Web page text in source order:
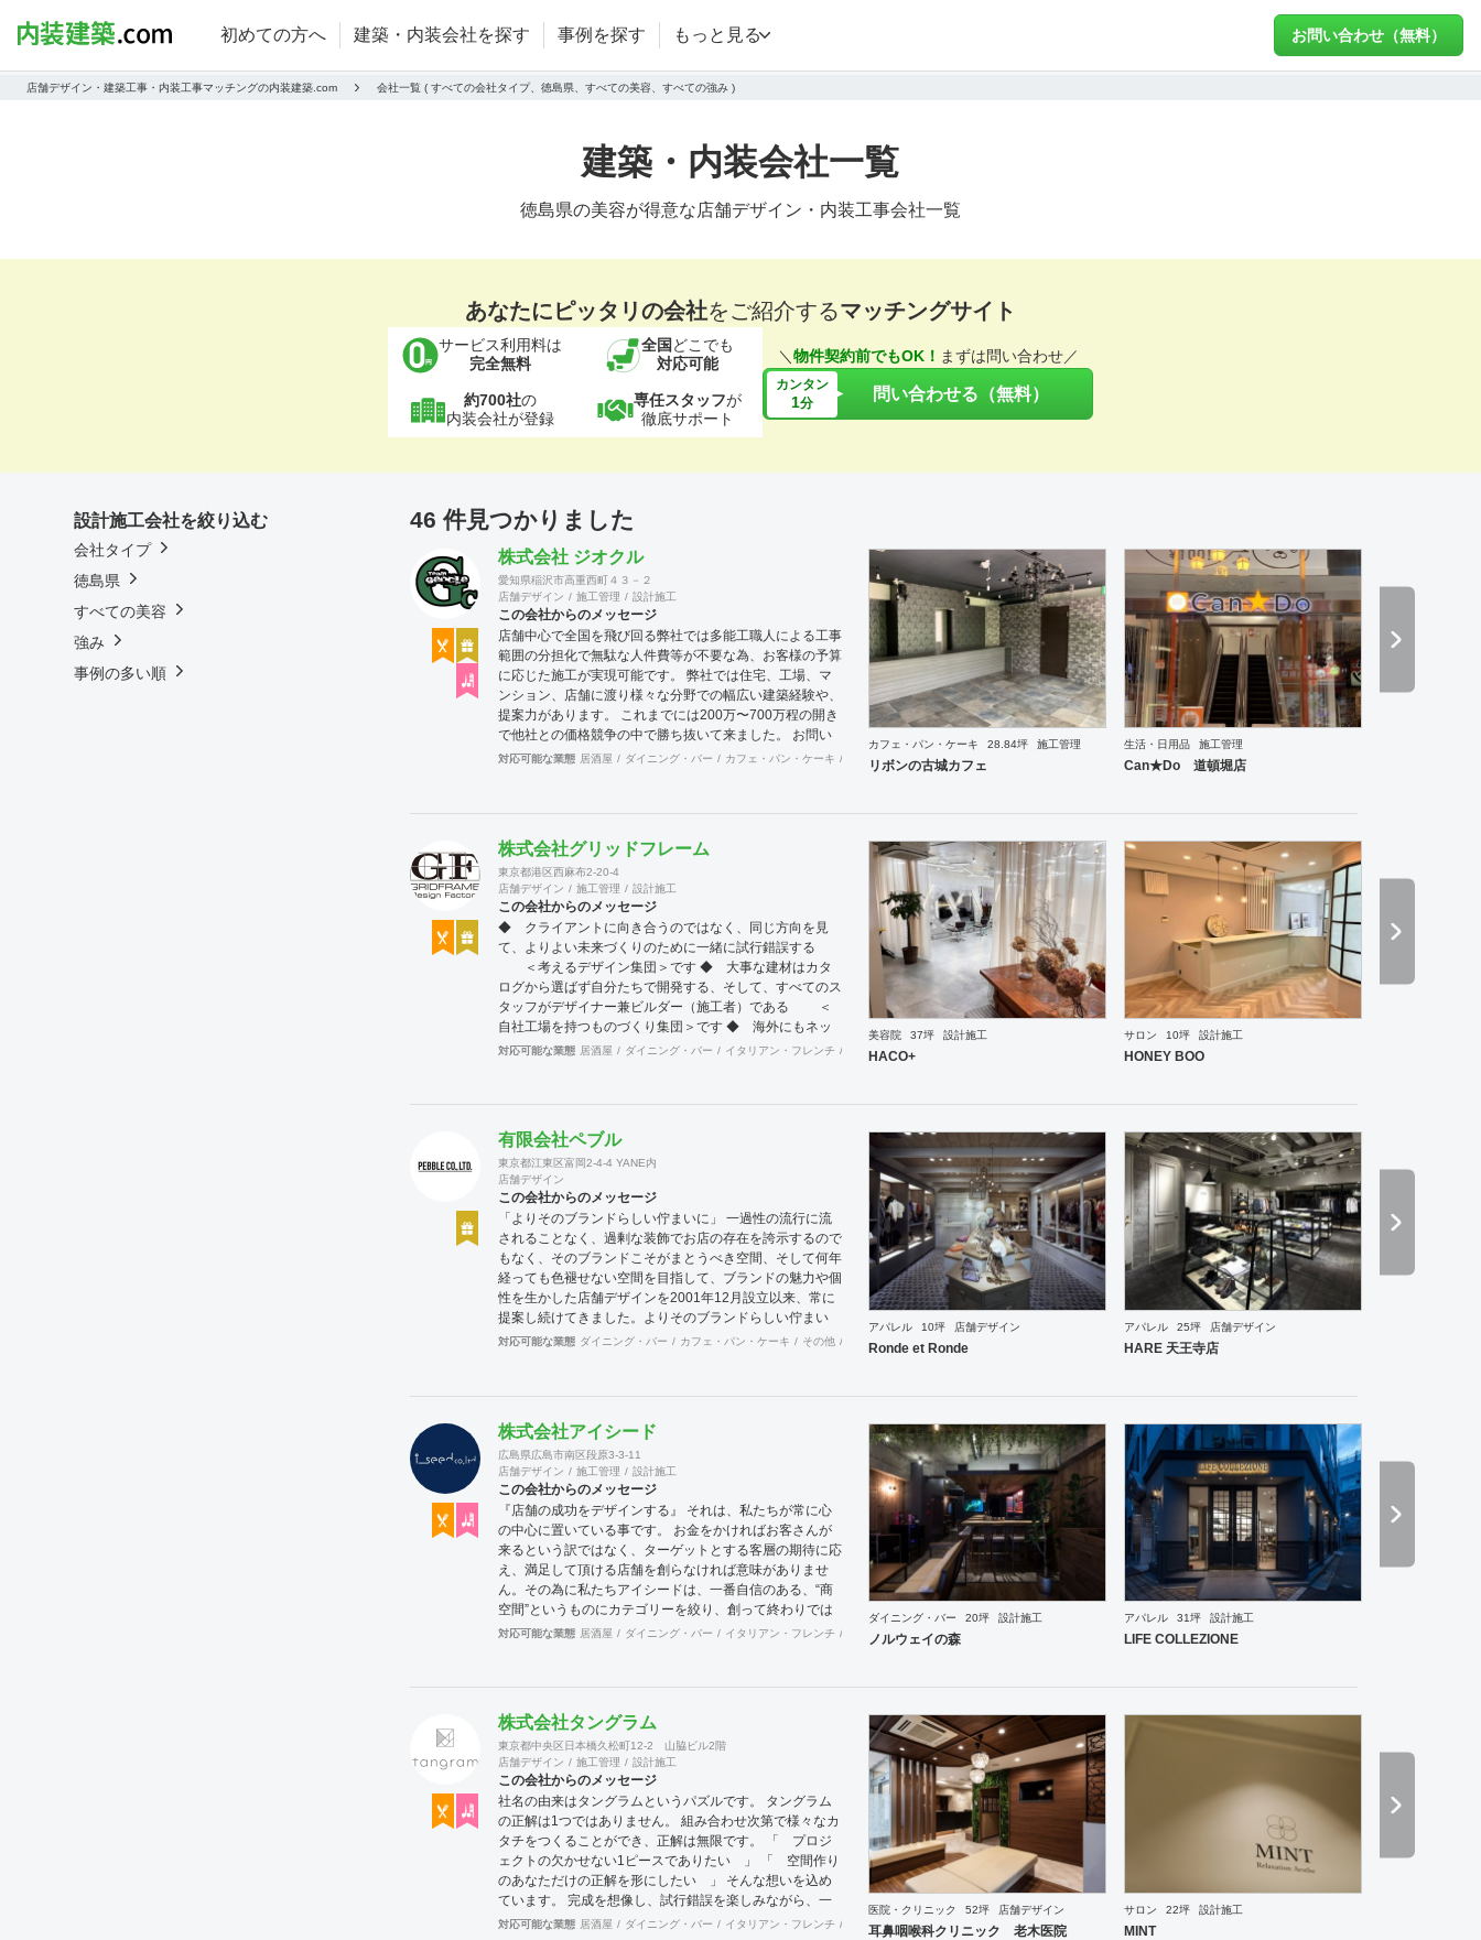
初めての方へ 建築・内装会社を探す 事例を探す もっと見る お問い合わせ（無料）
店舗デザイン・建築工事・内装工事マッチングの内装建築.com 会社一覧 ( すべての会社タイプ、徳島県、すべての美容、すべての強み )
建築・内装会社一覧
徳島県の美容が得意な店舗デザイン・内装工事会社一覧
あなたにピッタリの会社をご紹介するマッチングサイト
サービス利用料は
完全無料
全国 どこでも
対応可能
約700社の
内装会社が登録
専任スタッフが
徹底サポート
＼ 物件契約前でもOK！ まずは問い合わせ／
カンタン
1分 問い合わせる（無料）
46 件見つかりました
株式会社 ジオクル
愛知県稲沢市高重西町４３－２
店舗デザイン
施工管理 設計施工
この会社からのメッセージ
店舗中心で全国を飛び回る弊社では多能工職人による工事
範囲の分担化で無駄な人件費等が不要な為、お客様の予算
に応じた施工が実現可能です。 弊社では住宅、工場、マ
ンション、店舗に渡り様々な分野での幅広い建築経験や、
提案力があります。 これまでには200万〜700万程の開き
で他社との価格競争の中で勝ち抜いて来ました。 お問い
合わせは メール（tenperhide31@icloud.com）からも承
対応可能な業態 居酒屋 ダイニング・バー カフェ・パン・ケーキ 和食・寿司 焼肉・中華料理・韓国料理 イベントブース・ショールーム
カフェ・パン・ケーキ 28.84坪 施工管理
リボンの古城カフェ
生活・日用品 施工管理
Can★Do 道頓堀店
株式会社グリッドフレーム
東京都港区西麻布2-20-4
店舗デザイン
施工管理 設計施工
この会社からのメッセージ
◆ クライアントに向き合うのではなく、同じ方向を見
て、よりよい未来づくりのために一緒に試行錯誤する
＜考えるデザイン集団＞です ◆ 大事な建材はカタ
ログから選ばず自分たちで開発する、そして、すべてのス
タッフがデザイナー兼ビルダー（施工者）である ＜
自社工場を持つものづくり集団＞です ◆ 海外にもネッ
トワークを持ち、英語や中国語に堪能なスタッフたちが、
案件、施工案件、造作物制作など、多様な請負形態が可能
が可能で、例えば通常デザイン性とは無縁な特定防火設備
（鉄扉）などにも高いデザイン性を施すことも可能です。
GRIDFRAME とりかえのきかない空間
https://gridframe.co.jp/ Synes(シネス) 霧のようなやわら
かな空間 http://synes.jp/ SOTOCHIKU 時間の蓄積を
取り込む空間 https://sotochiku.com/
対応可能な業態 居酒屋 ダイニング・バー イタリアン・フレンチ カフェ・パン・ケーキ 和食・寿司 焼肉・中華料理・韓国料理
美容院 37坪 設計施工
HACO+
サロン 10坪 設計施工
HONEY BOO
有限会社ペブル
東京都江東区富岡2-4-4 YANE内
店舗デザイン
この会社からのメッセージ
「よりそのブランドらしい佇まいに」 一過性の流行に流
されることなく、過剰な装飾でお店の存在を誇示するので
もなく、そのブランドこそがまとうべき空間、そして何年
経っても色褪せない空間を目指して、ブランドの魅力や個
性を生かした店舗デザインを2001年12月設立以来、常に
提案し続けてきました。よりそのブランドらしい佇まい
に。 「必要な箇所に、必要なデザインを」 2012年からは
ドの出店をバックアップできる体制も整えてきました。そ
要なのか、そこをきちんとアドバイスできる会社でありた
いと思っています。 業務内容 ・店舗設計（物販店／飲食
店／美容室など） ・ブランディング及びディレクション
業務 ・出店におけるトータルデザイン ・住宅リノベーシ
ョン ・家具及び什器デザイン
対応可能な業態 ダイニング・バー カフェ・パン・ケーキ その他 オフィス イベントブース・ショールーム エントランス ワーキングスペース
アパレル 10坪 店舗デザイン
Ronde et Ronde
アパレル 25坪 店舗デザイン
HARE 天王寺店
株式会社アイシード
広島県広島市南区段原3-3-11
店舗デザイン
施工管理 設計施工
この会社からのメッセージ
『店舗の成功をデザインする』 それは、私たちが常に心
の中心に置いている事です。 お金をかければお客さんが
来るという訳ではなく、ターゲットとする客層の期待に応
え、満足して頂ける店舗を創らなければ意味がありませ
ん。その為に私たちアイシードは、一番自信のある、“商
空間”というものにカテゴリーを絞り、創って終わりでは
なく、５年先、10年先を見据えながら、お客様のサクセ
対応可能な業態 居酒屋 ダイニング・バー イタリアン・フレンチ カフェ・パン・ケーキ 和食・寿司 焼肉・中華料理・韓国料理
ダイニング・バー 20坪 設計施工
ノルウェイの森
アパレル 31坪 設計施工
LIFE COLLEZIONE
株式会社タングラム
東京都中央区日本橋久松町12-2 山脇ビル2階
店舗デザイン
施工管理 設計施工
この会社からのメッセージ
社名の由来はタングラムというパズルです。 タングラム
の正解は1つではありません。 組み合わせ次第で様々なカ
タチをつくることができ、正解は無限です。 「 プロジ
ェクトの欠かせない1ピースでありたい 」 「 空間作り
のあなただけの正解を形にしたい 」 そんな想いを込め
ています。 完成を想像し、試行錯誤を楽しみながら、 ​一
緒にワクワクしたいと思っています。
対応可能な業態 居酒屋 ダイニング・バー イタリアン・フレンチ カフェ・パン・ケーキ ラーメン・そば・うどん 和食・寿司
医院・クリニック 52坪 店舗デザイン
耳鼻咽喉科クリニック 老木医院
サロン 22坪 設計施工
MINT
設計施工会社を絞り込む
会社タイプ
徳島県
すべての美容
強み
事例の多い順